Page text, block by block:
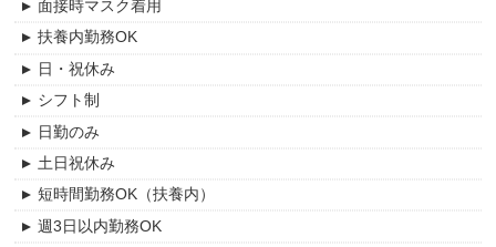
東広島市
竹原市
面接時マスク着用
扶養内勤務OK
日・祝休み
シフト制
日勤のみ
土日祝休み
短時間勤務OK（扶養内）
週3日以内勤務OK